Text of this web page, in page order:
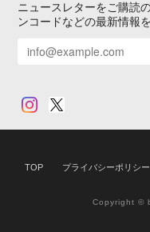
ニュースレターをご購読
ンコードなどの最新情報
TOP プライバシーポリシー
Copyright ©